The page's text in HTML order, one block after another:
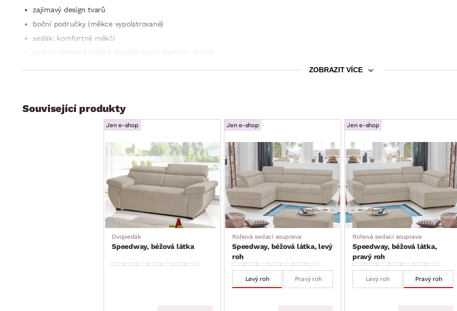
zajímavý design tvarů
boční područky (měkce vypolstrované)
sedák: komfortně měkčí
opěrák: středně měkký, kvalitní opora bederní oblasti
2 x široká opěrka zad v horní části opěráku – s polohovatelnou funkcí (nastavení libovolné polohy, opěrky zajistí komfortní
nohy: rohové, tvrzený plast, barva černá, výška cca 4,5 cm
ZOBRAZIT VÍCE
Související produkty
Jen e-shop
Dvojsedák
Speedway, béžová látka
Jen e-shop
Rohová sedací souprava
Speedway, béžová látka, levý
roh
Levý roh Pravý roh
Jen e-shop
Rohová sedací souprava
Speedway, béžová látka,
pravý roh
Levý roh Pravý roh